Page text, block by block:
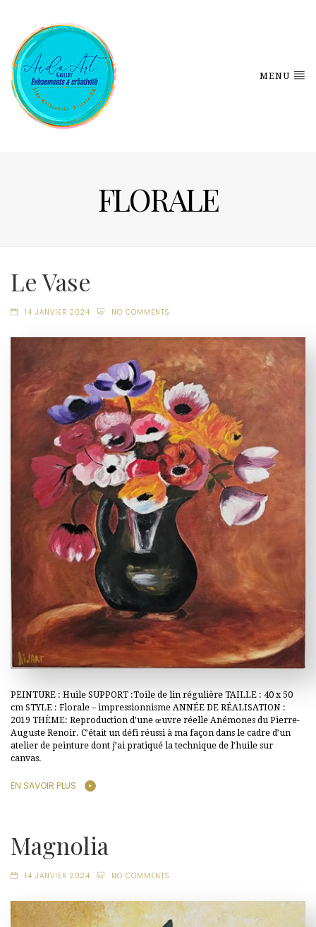
MENU
FLORALE
Le Vase
14 JANVIER 2024 NO COMMENTS
PEINTURE : Huile SUPPORT :Toile de lin régulière TAILLE : 40 x 50
cm STYLE : Florale – impressionnisme ANNÉE DE RÉALISATION :
2019 THÈME: Reproduction d’une œuvre réelle Anémones du Pierre-
Auguste Renoir. C’était un défi réussi à ma façon dans le cadre d’un
atelier de peinture dont j’ai pratiqué la technique de l’huile sur
canvas.
EN SAVOIR PLUS
Magnolia
14 JANVIER 2024 NO COMMENTS